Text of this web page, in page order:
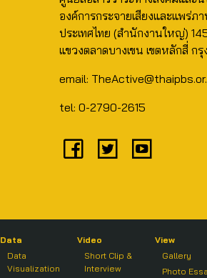
องค์การกระจายเสียงและแพร่ภ
ประเทศไทย (สำนักงานใหญ่)
แขวงตลาดบางเขน เขตหลักสี่ กรุ
email:
tel: 0-2790-2615
Data
Data
Visualization
Video
Short Clip &
Interview
View
Gallery
Photo